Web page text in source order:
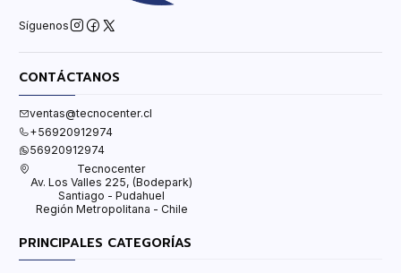
Síguenos
CONTÁCTANOS
ventas@tecnocenter.cl
+56920912974
56920912974
Tecnocenter
Av. Los Valles 225, (Bodepark)
Santiago - Pudahuel
Región Metropolitana - Chile
PRINCIPALES CATEGORÍAS